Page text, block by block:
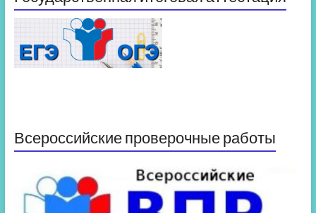
Всероссийские проверочные работы